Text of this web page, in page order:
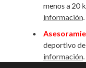
menos a 20
información.
deportivo
información.